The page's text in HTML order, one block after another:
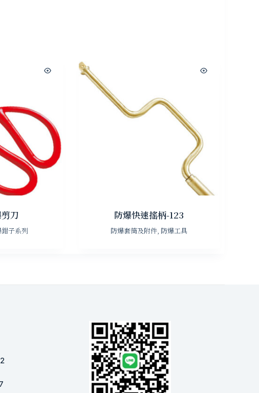
刀
子系列
防爆快速搖柄-123
防爆套筒及附件 防爆工具